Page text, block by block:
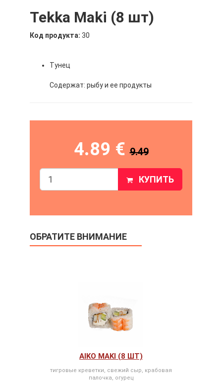
Tekka Maki (8 шт)
Код продукта: 30
Тунец
Содержат: рыбу и ее продукты
4.89 €9.49
КУПИТЬ
ОБРАТИТЕ ВНИМАНИЕ
AIKO MAKI (8 ШТ)
тигровые креветки, свежий сыр, крабовая
палочка, огурец